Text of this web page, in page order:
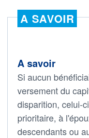
A SAVOIR
A savoir
Si aucun
versement du
disparition, celui-
prioritaire, à
descendants ou